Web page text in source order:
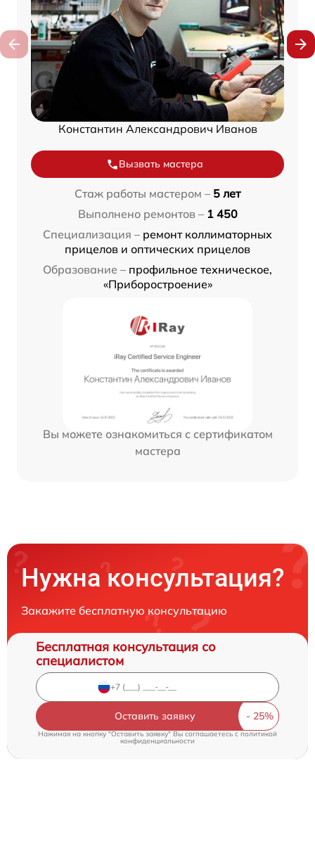
Константин Александрович Иванов
Вызвать мастера
Стаж работы мастером – 5 лет
Выполнено ремонтов – 1 450
Специализация – ремонт коллиматорных
прицелов и оптических прицелов
Образование – профильное техническое,
«Приборостроение»
Вы можете ознакомиться с сертификатом
мастера
Нужна консультация?
Закажите бесплатную консультацию
Бесплатная консультация со
специалистом
Оставить заявку
Нажимая на кнопку "Оставить заявку" Вы соглашаетесь cполитикой
конфиденциальности